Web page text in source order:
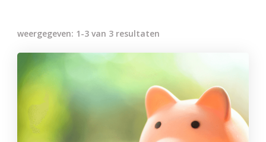
weergegeven: 1-3 van 3 resultaten